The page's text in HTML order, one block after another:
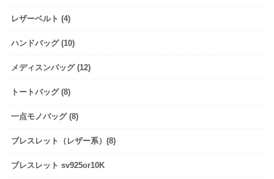
レザーベルト (4)
ハンドバッグ (10)
メディスンバッグ (12)
トートバッグ (8)
一点モノバッグ (8)
ブレスレット（レザー系）(8)
ブレスレット sv925or10K